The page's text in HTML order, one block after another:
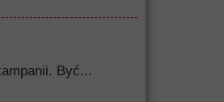
Być...